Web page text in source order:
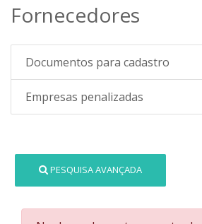
Fornecedores
Documentos para cadastro
Empresas penalizadas
PESQUISA AVANÇADA